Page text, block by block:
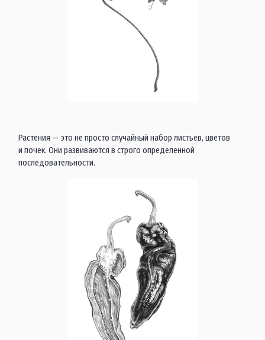
Растения — это не просто случайный набор листьев, цветов
и почек. Они развиваются в строго определенной
последовательности.